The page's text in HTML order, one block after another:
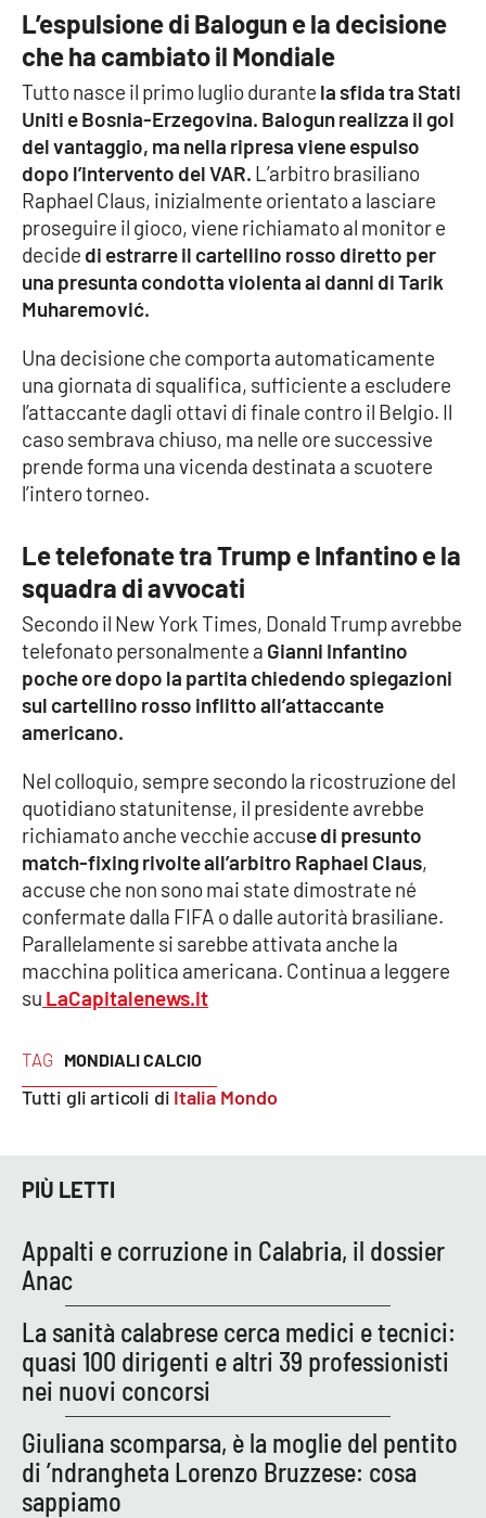
Good Morning Vietnam
Parchi Marini Calabria
Leggendo Alvaro insieme
Imprese Di Calabria
Le perfidie di Antonella Grippo
STREAMING
LaC TV
LaC OnAir
EDIZIONI
LOCALI
Catanzaro
Vibo Valentia
Reggio Calabria
Cosenza
Lamezia Terme
PROGETTI
SPECIALI
LA
CALABRIAVISIONE
Destinazioni
Eventi
Food
Storie
LAC
NETWORK
TAG MONDIALI CALCIO
Tutti gli articoli di Italia Mondo
L’espulsione di Balogun e la decisione
che ha cambiato il Mondiale
Tutto nasce il primo luglio durante la sfida tra Stati
Uniti e Bosnia-Erzegovina. Balogun realizza il gol
del vantaggio, ma nella ripresa viene espulso
dopo l’intervento del VAR. L’arbitro brasiliano
Raphael Claus, inizialmente orientato a lasciare
proseguire il gioco, viene richiamato al monitor e
decide di estrarre il cartellino rosso diretto per
una presunta condotta violenta ai danni di Tarik
Muharemović.
Una decisione che comporta automaticamente
una giornata di squalifica, sufficiente a escludere
l’attaccante dagli ottavi di finale contro il Belgio. Il
caso sembrava chiuso, ma nelle ore successive
prende forma una vicenda destinata a scuotere
l’intero torneo.
Le telefonate tra Trump e Infantino e la
squadra di avvocati
Secondo il New York Times, Donald Trump avrebbe
telefonato personalmente a Gianni Infantino
poche ore dopo la partita chiedendo spiegazioni
sul cartellino rosso inflitto all’attaccante
americano.
Nel colloquio, sempre secondo la ricostruzione del
quotidiano statunitense, il presidente avrebbe
richiamato anche vecchie accuse di presunto
match-fixing rivolte all’arbitro Raphael Claus,
accuse che non sono mai state dimostrate né
confermate dalla FIFA o dalle autorità brasiliane.
Parallelamente si sarebbe attivata anche la
macchina politica americana. Continua a leggere
su LaCapitalenews.it
PIÙ LETTI
Appalti e corruzione in Calabria, il dossier
Anac
La sanità calabrese cerca medici e tecnici:
quasi 100 dirigenti e altri 39 professionisti
nei nuovi concorsi
Giuliana scomparsa, è la moglie del pentito
di ’ndrangheta Lorenzo Bruzzese: cosa
sappiamo